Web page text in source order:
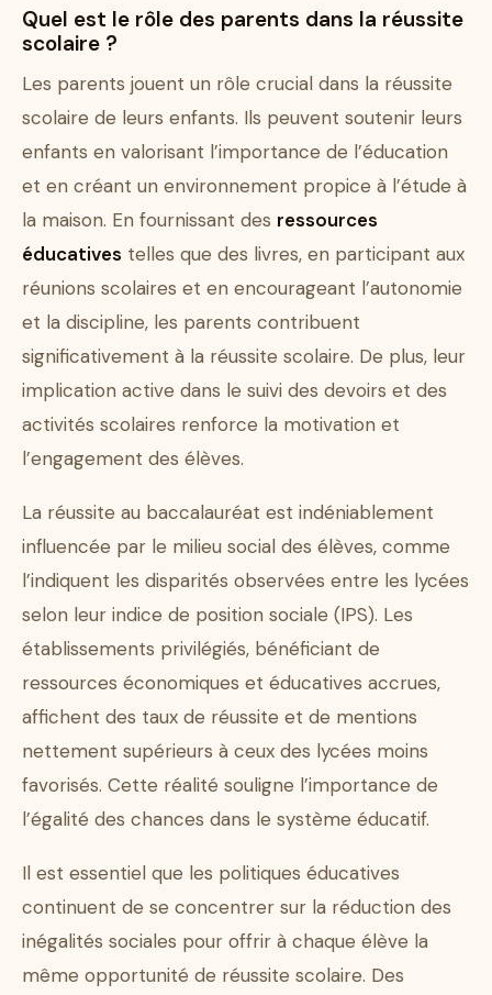
Quel est le rôle des parents dans la réussite
scolaire ?
Les parents jouent un rôle crucial dans la réussite
scolaire de leurs enfants. Ils peuvent soutenir leurs
enfants en valorisant l’importance de l’éducation
et en créant un environnement propice à l’étude à
la maison. En fournissant des ressources
éducatives telles que des livres, en participant aux
réunions scolaires et en encourageant l’autonomie
et la discipline, les parents contribuent
significativement à la réussite scolaire. De plus, leur
implication active dans le suivi des devoirs et des
activités scolaires renforce la motivation et
l’engagement des élèves.
La réussite au baccalauréat est indéniablement
influencée par le milieu social des élèves, comme
l’indiquent les disparités observées entre les lycées
selon leur indice de position sociale (IPS). Les
établissements privilégiés, bénéficiant de
ressources économiques et éducatives accrues,
affichent des taux de réussite et de mentions
nettement supérieurs à ceux des lycées moins
favorisés. Cette réalité souligne l’importance de
l’égalité des chances dans le système éducatif.
Il est essentiel que les politiques éducatives
continuent de se concentrer sur la réduction des
inégalités sociales pour offrir à chaque élève la
même opportunité de réussite scolaire. Des